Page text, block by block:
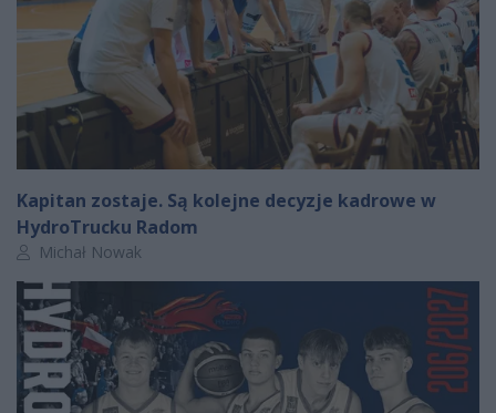
Kapitan zostaje. Są kolejne decyzje kadrowe w
HydroTrucku Radom
Autor artykułu:
Michał Nowak